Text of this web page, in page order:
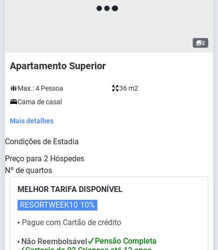
2
Apartamento Superior
Max.:4 Pessoa
36 m2
Cama de casal
Mais detalhes
Condições de Estadia
Preço para 2 Hóspedes
Nº de quartos
MELHOR TARIFA DISPONÍVEL
⬤ Pague com Cartão de crédito
RESORTWEEK10 10%
⬤ Não Reembolsável
Pensão Completa